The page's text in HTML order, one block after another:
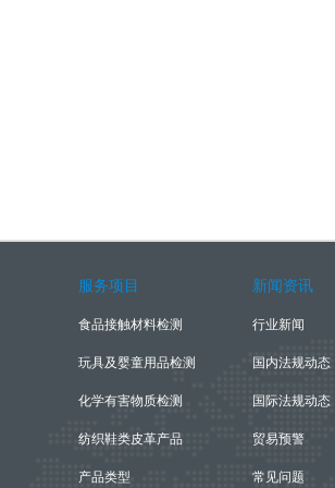
服务项目
食品接触材料检测
玩具及婴童用品检测
化学有害物质检测
纺织鞋类皮革产品
产品类型
新闻资讯
行业新闻
国内法规动态
国际法规动态
贸易预警
常见问题